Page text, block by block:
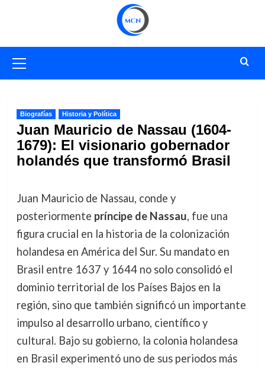
primario
Biografías Historia y Política
Juan Mauricio de Nassau (1604-
1679): El visionario gobernador
holandés que transformó Brasil
Juan Mauricio de Nassau, conde y
posteriormente príncipe de Nassau, fue una
figura crucial en la historia de la colonización
holandesa en América del Sur. Su mandato en
Brasil entre 1637 y 1644 no solo consolidó el
dominio territorial de los Países Bajos en la
región, sino que también significó un importante
impulso al desarrollo urbano, científico y
cultural. Bajo su gobierno, la colonia holandesa
en Brasil experimentó uno de sus periodos más